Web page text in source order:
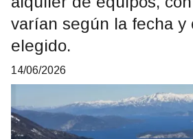
varían según la fecha y
elegido.
14/06/2026